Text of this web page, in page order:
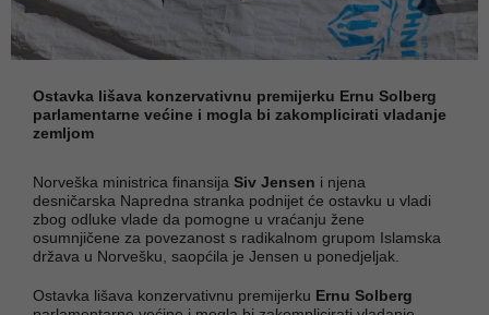
Ostavka lišava konzervativnu premijerku Ernu Solberg
parlamentarne većine i mogla bi zakomplicirati vladanje
zemljom
Norveška ministrica finansija Siv Jensen i njena
desničarska Napredna stranka podnijet će ostavku u vladi
zbog odluke vlade da pomogne u vraćanju žene
osumnjičene za povezanost s radikalnom grupom Islamska
država u Norvešku, saopćila je Jensen u ponedjeljak.
Ostavka lišava konzervativnu premijerku Ernu Solberg